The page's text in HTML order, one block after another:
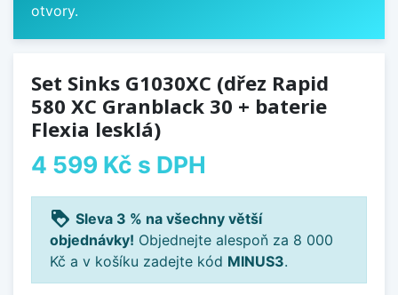
otvory.
Set Sinks G1030XC (dřez Rapid
580 XC Granblack 30 + baterie
Flexia lesklá)
4 599 Kč s DPH
loyalty Sleva 3 % na všechny větší
objednávky! Objednejte alespoň za 8 000
Kč a v košíku zadejte kód MINUS3.